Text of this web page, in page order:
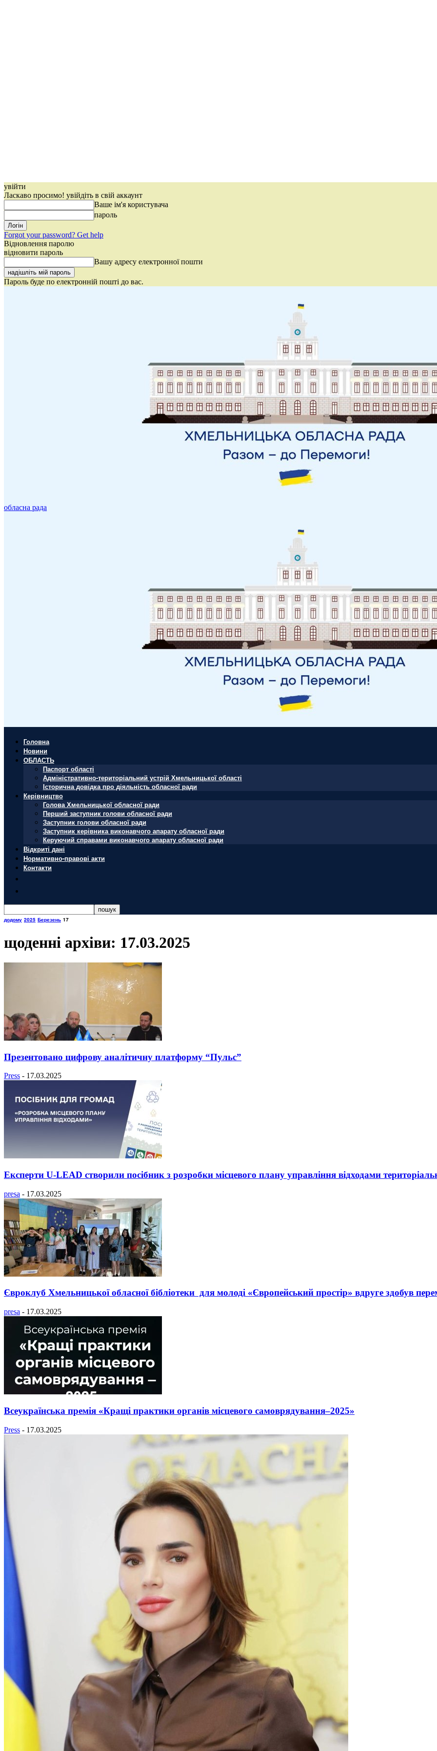
увійти
Ласкаво просимо! увійдіть в свій аккаунт
Ваше ім'я користувача
пароль
Forgot your password? Get help
Відновлення паролю
відновити пароль
Вашу адресу електронної пошти
Пароль буде по електронній пошті до вас.
обласна рада
Головна
Новини
ОБЛАСТЬ
Паспорт області
Адміністративно-територіальний устрій Хмельницької області
Історична довідка про діяльність обласної ради
Керівництво
Голова Хмельницької обласної ради
Перший заступник голови обласної ради
Заступник голови обласної ради
Заступник керівника виконавчого апарату обласної ради
Керуючий справами виконавчого апарату обласної ради
Відкриті дані
Нормативно-правові акти
Контакти
додому 2025 Березень 17
щоденні архіви: 17.03.2025
Презентовано цифрову аналітичну платформу “Пульс”
Press - 17.03.2025
Експерти U-LEAD створили посібник з розробки місцевого плану управління відходами
presa - 17.03.2025
Євроклуб Хмельницької обласної бібліотеки для молоді «Європейський простір» вдруге здобув
presa - 17.03.2025
Всеукраїнська премія «Кращі практики органів місцевого самоврядування–2025»
Press - 17.03.2025